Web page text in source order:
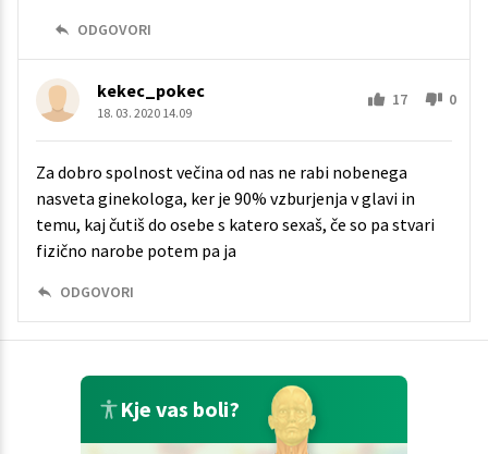
ODGOVORI
kekec_pokec
18. 03. 2020 14.09
17 0
Za dobro spolnost večina od nas ne rabi nobenega
nasveta ginekologa, ker je 90% vzburjenja v glavi in
temu, kaj čutiš do osebe s katero sexaš, če so pa stvari
fizično narobe potem pa ja
ODGOVORI
Kje vas boli?